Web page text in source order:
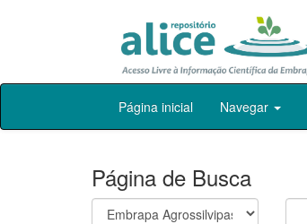
Skip
Página inicial Navegar
Página de Busca